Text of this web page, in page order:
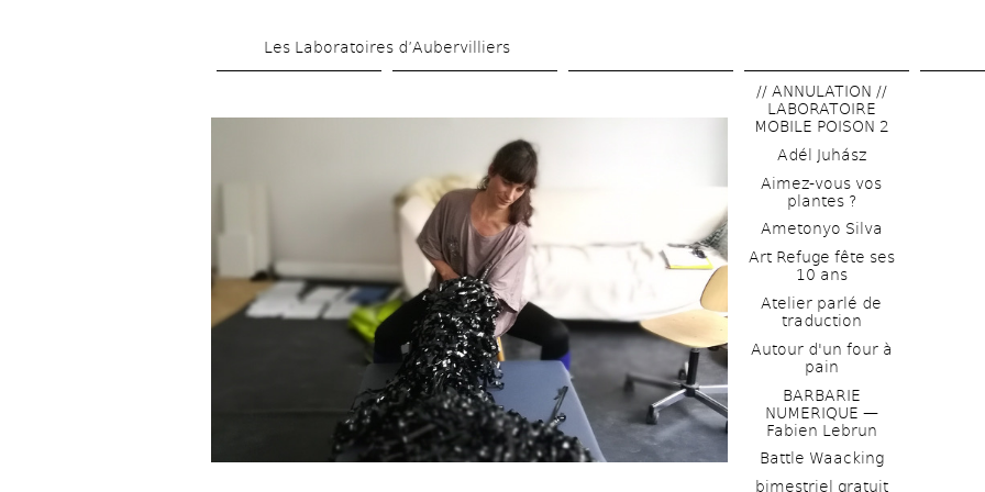
main
Les Laboratoires d’Aubervilliers
// ANNULATION //
LABORATOIRE
MOBILE POISON 2
Adél Juhász
Aimez-vous vos
plantes ?
Ametonyo Silva
Art Refuge fête ses
10 ans
Atelier parlé de
traduction
Autour d'un four à
pain
BARBARIE
NUMERIQUE —
Fabien Lebrun
Battle Waacking
bimestriel gratuit